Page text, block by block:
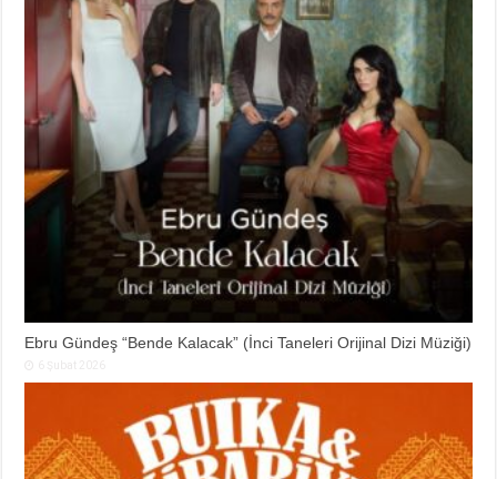
Ebru Gündeş “Bende Kalacak” (İnci Taneleri Orijinal Dizi Müziği)